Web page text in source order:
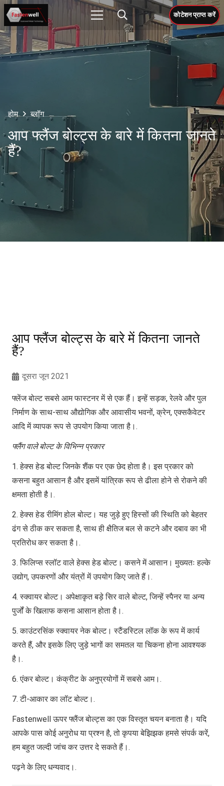
कोटेशन प्राप्त करें
होम ब्लॉग
आप फ्लैंज बोल्ट्स के बारे में कितना जानते
हैं?
आप फ्लैंज बोल्ट्स के बारे में कितना जानते
हैं?
दूसरा जून 2021
फ्लेंज बोल्ट सबसे आम फास्टनर में से एक हैं। इन्हें सड़क, रेलवे और पुल
निर्माण के साथ-साथ औद्योगिक और आवासीय भवनों, क्रेन, एक्सकैवेटर
आदि में व्यापक रूप से उपयोग किया जाता है।.
फ्लैंग वाले बोल्ट के विभिन्न प्रकार
1. हेक्स हेड बोल्ट जिनके शैंक पर एक छेद होता है। इस प्रकार को
कसना बहुत आसान है और इसमें यांत्रिक रूप से ढीला होने से रोकने की
क्षमता होती है।.
2. हेक्स हेड रीमिंग होल बोल्ट। यह जुड़े हुए हिस्सों की स्थिति को बेहतर
ढंग से ठीक कर सकता है, साथ ही क्षैतिज बल से कटने और दबाव का भी
प्रतिरोध कर सकता है।.
3. फिलिप्स स्लॉट वाले हेक्स हेड बोल्ट। कसने में आसान। मुख्यतः हल्के
उद्योग, उपकरणों और यंत्रों में उपयोग किए जाते हैं।.
4. स्क्वायर बोल्ट। अपेक्षाकृत बड़े सिर वाले बोल्ट, जिन्हें स्पैनर या अन्य
पुर्जों के खिलाफ कसना आसान होता है।.
5. काउंटरसिंक स्क्वायर नेक बोल्ट। स्टैंडस्टिल लॉक के रूप में कार्य
करते हैं, और इसके लिए जुड़े भागों का समतल या चिकना होना आवश्यक
है।.
6. एंकर बोल्ट। कंक्रीट के अनुप्रयोगों में सबसे आम।.
7. टी-आकार का लॉट बोल्ट।.
Fastenwell ऊपर फ्लैंज बोल्ट्स का एक विस्तृत चयन बनाता है। यदि
आपके पास कोई अनुरोध या प्रश्न है, तो कृपया बेझिझक हमसे संपर्क करें,
हम बहुत जल्दी जांच कर उत्तर दे सकते हैं।.
पढ़ने के लिए धन्यवाद।.